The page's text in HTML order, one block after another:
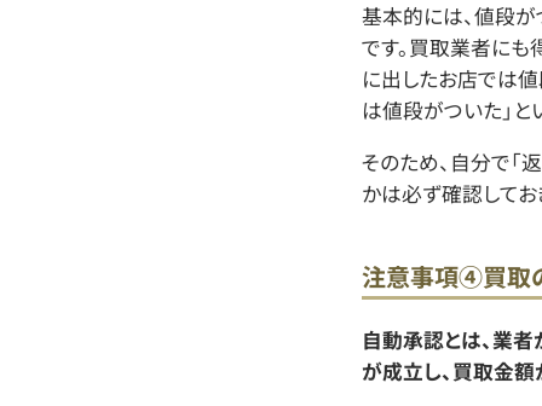
基本的には、値段
です。買取業者にも
に出したお店では
は値段がついた」と
そのため、自分で「
かは必ず確認してお
注意事項④買取
自動承認とは、業
が成立し、買取金